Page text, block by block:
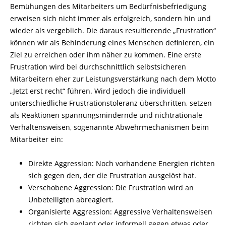
Bemühungen des Mitarbeiters um Bedürfnisbefriedigung
erweisen sich nicht immer als erfolgreich, sondern hin und
wieder als vergeblich. Die daraus resultierende „Frustration“
können wir als Behinderung eines Menschen definieren, ein
Ziel zu erreichen oder ihm näher zu kommen. Eine erste
Frustration wird bei durchschnittlich selbstsicheren
Mitarbeitern eher zur Leistungsverstärkung nach dem Motto
„Jetzt erst recht“ führen. Wird jedoch die individuell
unterschiedliche Frustrationstoleranz überschritten, setzen
als Reaktionen spannungsmindernde und nichtrationale
Verhaltensweisen, sogenannte Abwehrmechanismen beim
Mitarbeiter ein:
Direkte Aggression: Noch vorhandene Energien richten
sich gegen den, der die Frustration ausgelöst hat.
Verschobene Aggression: Die Frustration wird an
Unbeteiligten abreagiert.
Organisierte Aggression: Aggressive Verhaltensweisen